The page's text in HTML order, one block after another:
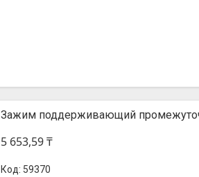
Зажим поддерживающий
5 653,59 ₸
59370